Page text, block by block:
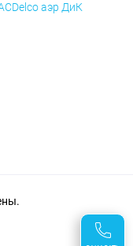
аэр ДиК